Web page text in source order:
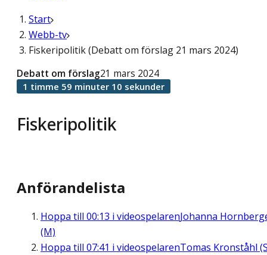
Start
Webb-tv
Fiskeripolitik (Debatt om förslag 21 mars 2024)
Fiskeripolitik
Debatt om förslag21 mars 2024
1 timme 59 minuter 10 sekunder
Anförandelista
Hoppa till 00:13 i videospelarenJohanna
(M)
Hoppa till 07:41 i videospelarenTomas Kronståhl